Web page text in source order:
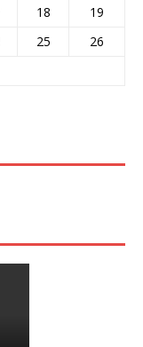
18
19
25
26